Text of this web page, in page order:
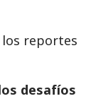
reportes
desafíos